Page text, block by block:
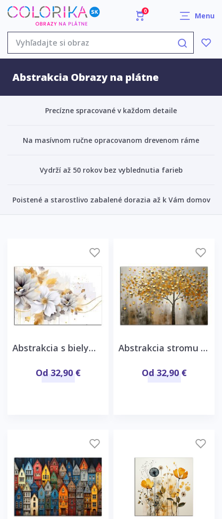
0 Menu
Abstrakcia Obrazy na plátne
Precízne spracované v každom detaile
Na masívnom ručne opracovanom drevenom ráme
Vydrží až 50 rokov bez vyblednutia farieb
Poistené a starostlivo zabalené dorazia až k Vám domov
Abstrakcia s bielymi kvetmi
Od 32,90 €
Abstrakcia stromu so zlatými listami
Od 32,90 €